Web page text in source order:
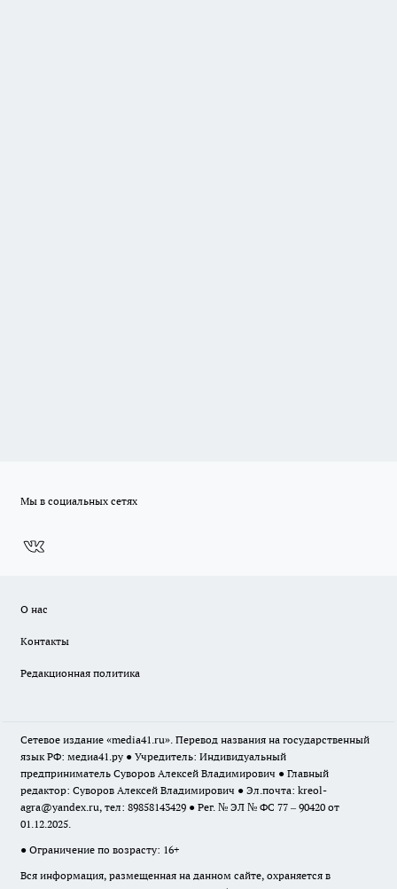
Мы в социальных сетях
О нас
Контакты
Редакционная политика
Сетевое издание «media41.ru». Перевод названия на государственный
язык РФ: медиа41.ру ● Учредитель: Индивидуальный
предприниматель Суворов Алексей Владимирович ● Главный
редактор: Суворов Алексей Владимирович ● Эл.почта: kreol-
agra@yandex.ru, тел: 89858143429 ● Рег. № ЭЛ № ФС 77 – 90420 от
01.12.2025.
● Ограничение по возрасту: 16+
Вся информация, размещенная на данном сайте, охраняется в